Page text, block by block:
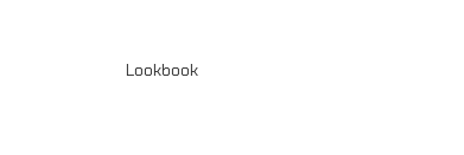
Lookbook